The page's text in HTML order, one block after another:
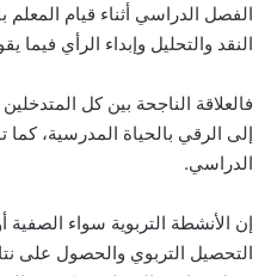
الفصل الدراسي أثناء قيام
النقد والتحليل وإبداء الرأي فيما
فالعلاقة الناجحة بين كل
إلى الرقي بالحياة المدرسية، كما
الدراسي.
إن الأنشطة التربوية سواء الصفية
التحصيل التربوي والحصول على